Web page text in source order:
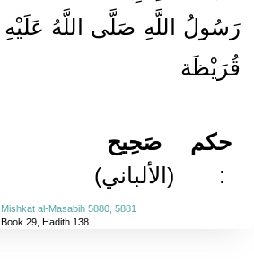
رَسُولُ اللَّهِ صَلَّى اللَّهُ
قُرَيْظَة
صَحِيح
(الألباني)
حكم
:
Mishkat al-Masabih 5880, 5881
Book 29, Hadith 138